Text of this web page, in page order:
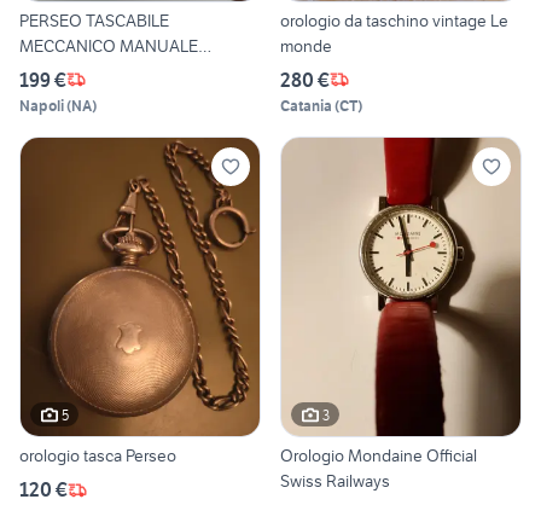
PERSEO TASCABILE
MECCANICO MANUALE
SVIZZERO SWISS
199 €
Napoli(NA)
orologio da taschino vintage Le
monde
280 €
Catania (CT)
5
orologio tasca Perseo
120 €
3
Orologio Mondaine Official
Swiss Railways